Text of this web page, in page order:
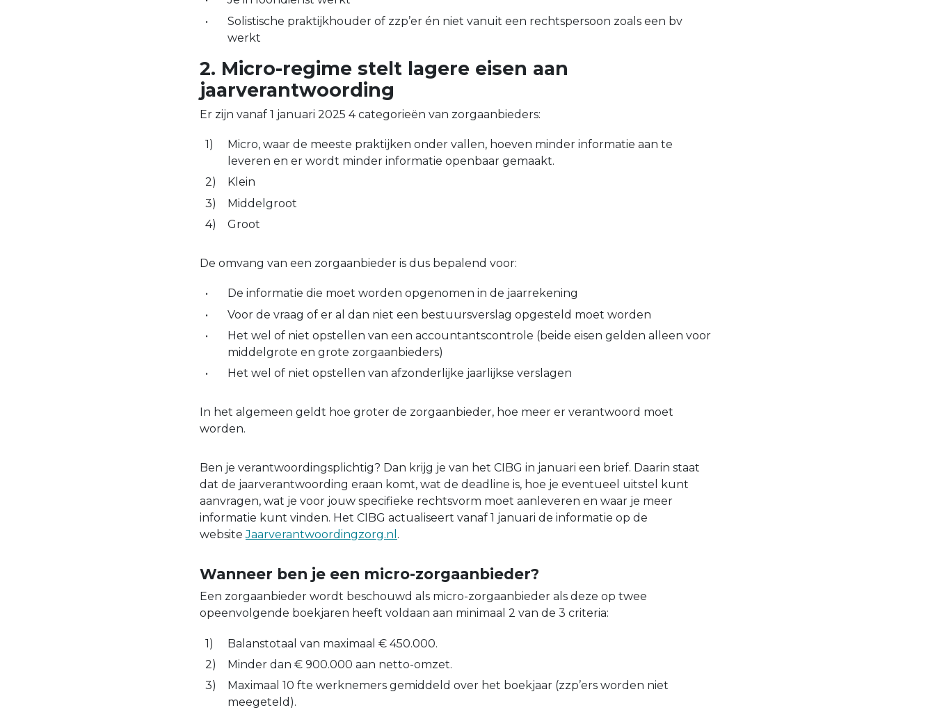
Solistische praktijkhouder of zzp’er én niet vanuit een rechtspersoon zoals een bv
werkt
2. Micro-regime stelt lagere eisen aan
jaarverantwoording
Er zijn vanaf 1 januari 2025 4 categorieën van zorgaanbieders:
Micro, waar de meeste praktijken onder vallen, hoeven minder informatie aan te
leveren en er wordt minder informatie openbaar gemaakt.
Klein
Middelgroot
Groot
De omvang van een zorgaanbieder is dus bepalend voor:
De informatie die moet worden opgenomen in de jaarrekening
Voor de vraag of er al dan niet een bestuursverslag opgesteld moet worden
Het wel of niet opstellen van een accountantscontrole (beide eisen gelden alleen voor
middelgrote en grote zorgaanbieders)
Het wel of niet opstellen van afzonderlijke jaarlijkse verslagen
In het algemeen geldt hoe groter de zorgaanbieder, hoe meer er verantwoord moet
worden.
Ben je verantwoordingsplichtig? Dan krijg je van het CIBG in januari een brief. Daarin staat
dat de jaarverantwoording eraan komt, wat de deadline is, hoe je eventueel uitstel kunt
aanvragen, wat je voor jouw specifieke rechtsvorm moet aanleveren en waar je meer
informatie kunt vinden. Het CIBG actualiseert vanaf 1 januari de informatie op de
websiteJaarverantwoordingzorg.nl .
Wanneer ben je een micro-zorgaanbieder?
Een zorgaanbieder wordt beschouwd als micro-zorgaanbieder als deze op twee
opeenvolgende boekjaren heeft voldaan aan minimaal 2 van de 3 criteria:
Balanstotaal van maximaal € 450.000.
Minder dan € 900.000 aan netto-omzet.
Maximaal 10 fte werknemers gemiddeld over het boekjaar (zzp’ers worden niet
meegeteld).